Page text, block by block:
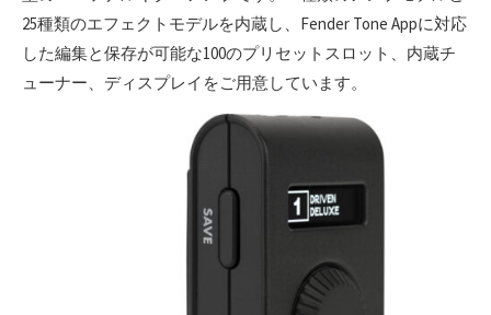
25種類のエフェクトモデルを内蔵し、Fender Tone Appに対応
した編集と保存が可能な100のプリセットスロット、内蔵チ
ューナー、ディスプレイをご用意しています。